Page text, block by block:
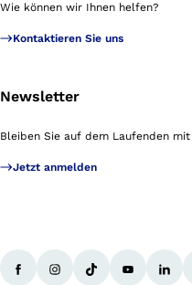
Wie können wir Ihnen helfen?
Kontaktieren Sie uns
Newsletter
Bleiben Sie auf dem Laufenden
Jetzt anmelden